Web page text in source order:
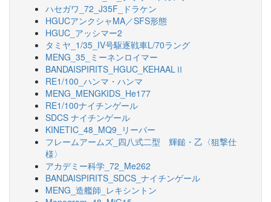
ハセガワ_72_J35F_ドラケン
HGUCアンクシャMA／SFS形態
HGUC_アッシマー2
タミヤ_1/35_IV号駆逐戦車L/70ラング
MENG_35_ミーネンロイマー
BANDAISPIRITS_HGUC_KEHAALⅡ
RE1/100_ハンマ・ハンマ
MENG_MENGKIDS_He177
RE1/100ナイチンゲール
SDCS ナイチンゲール
KINETIC_48_MQ9_リーパー
フレームアームズ_四八式二型 輝鎚・乙〈狙撃仕
様〉
アカデミー科学_72_Me262
BANDAISPIRITS_SDCS_ナイチンゲール
MENG_造艦師_レキシントン